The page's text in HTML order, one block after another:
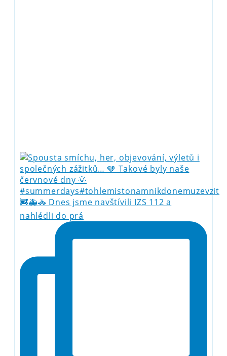
🚒🚑🚓 Dnes jsme navštívili IZS 112 a
nahlédli do prá